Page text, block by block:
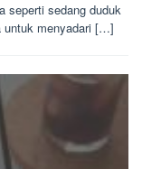
seperti sedang duduk
untuk menyadari […]